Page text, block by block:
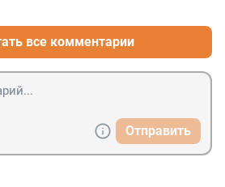
и чаяниями граждан идут...
все комментарии
Отправить